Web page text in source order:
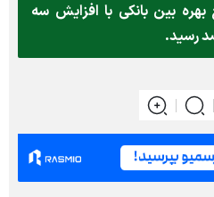
بهره بین بانکی با افزایش سه